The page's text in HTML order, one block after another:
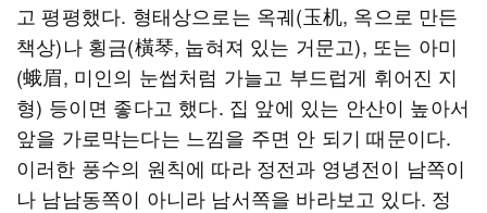
고 평평했다. 형태상으로는 옥궤(玉机, 옥으로 만든
책상)나 횡금(橫琴, 눕혀져 있는 거문고), 또는 아미
(蛾眉, 미인의 눈썹처럼 가늘고 부드럽게 휘어진 지
형) 등이면 좋다고 했다. 집 앞에 있는 안산이 높아서
앞을 가로막는다는 느낌을 주면 안 되기 때문이다.
이러한 풍수의 원칙에 따라 정전과 영녕전이 남쪽이
나 남남동쪽이 아니라 남서쪽을 바라보고 있다. 정